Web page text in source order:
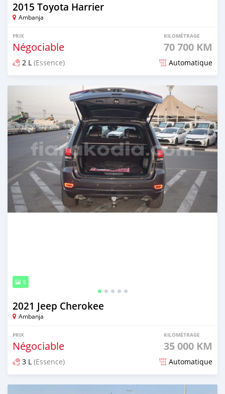
2015 Toyota Harrier
Ambanja
PRIX
Négociable
KILOMÉTRAGE
70 700 KM
2 L (Essence) Automatique
Publié il y a environ 2 ans
5
2021 Jeep Cherokee
Ambanja
PRIX
Négociable
KILOMÉTRAGE
35 000 KM
3 L (Essence) Automatique
Publié il y a environ 2 ans